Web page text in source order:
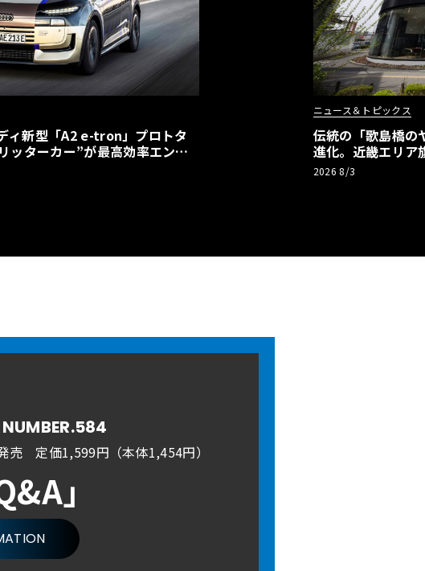
ィ新型「A2 e-tron」プロトタ
ッターカー”が最高効率エント
像38枚】
ニュース＆トピックス
伝統の「歌島橋の
進化。近畿エリア
ーアル
2026 8/3
売 定価1,599円（本体1,454円）
」